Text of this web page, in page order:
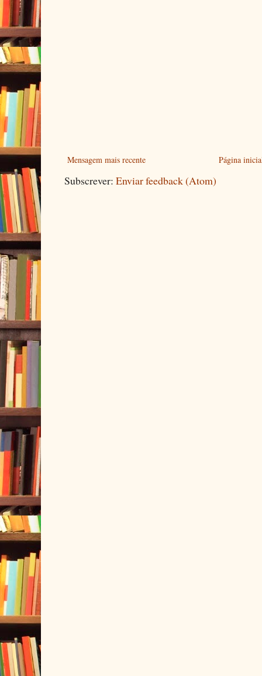
Mensagem mais recente Página
Subscrever: Enviar feedback (Atom)